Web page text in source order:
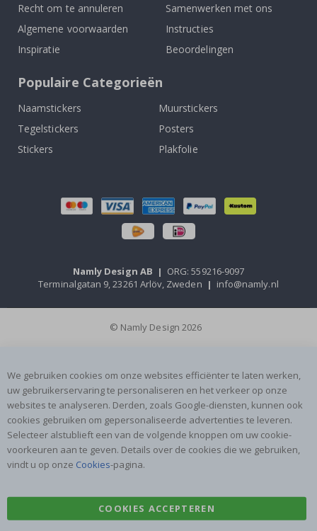
Recht om te annuleren
Algemene voorwaarden
Inspiratie
Samenwerken met ons
Instructies
Beoordelingen
Populaire Categorieën
Naamstickers
Muurstickers
Tegelstickers
Posters
Stickers
Plakfolie
Namly Design AB | ORG: 559216-9097
Terminalgatan 9, 23261 Arlöv, Zweden | info@namly.nl
© Namly Design 2026
We gebruiken cookies om onze websites efficiënter te laten werken,
uw gebruikerservaring te personaliseren en het verkeer op onze
websites te analyseren. Derden, zoals Google-diensten, kunnen ook
cookies gebruiken om gepersonaliseerde advertenties te leveren.
Selecteer alstublieft een van de volgende knoppen om uw cookie-
voorkeuren aan te geven. Details over de cookies die we gebruiken,
vindt u op onze Cookies-pagina.
COOKIES ACCEPTEREN